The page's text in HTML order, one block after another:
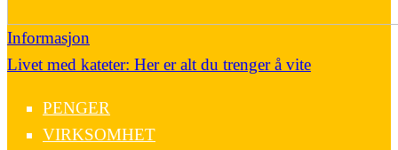
Informasjon
Livet med kateter: Her er alt du trenger å vite
PENGER
VIRKSOMHET